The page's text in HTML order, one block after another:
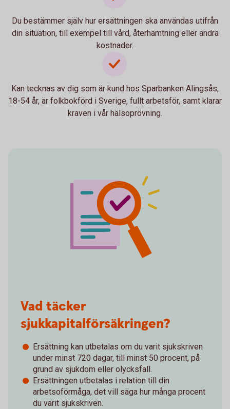
Du bestämmer själv hur ersättningen ska användas utifrån
din situation, till exempel till vård, återhämtning eller andra
kostnader.
Kan tecknas av dig som är kund hos Sparbanken Alingsås,
18-54 år, är folkbokförd i Sverige, fullt arbetsför, samt klarar
kraven i vår hälsoprövning.
Vad täcker
sjukkapitalförsäkringen?
Ersättning kan utbetalas om du varit sjukskriven
under minst 720 dagar, till minst 50 procent, på
grund av sjukdom eller olycksfall.
Ersättningen utbetalas i relation till din
arbetsoförmåga, det vill säga hur många procent
du varit sjukskriven.